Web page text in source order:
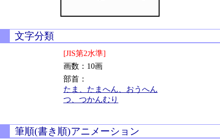
文字分類
[JIS第2水準]
画数：10画
部首：
たま、たまへん、おうへん
つ、つかんむり
筆順(書き順)アニメーション